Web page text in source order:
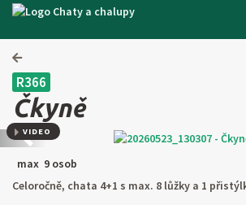
VYHLEDÁVAČ CHAT
INFORMACE
O NÁS
KONTAKTY
VSTUP PRO MAJITELE
R366
Čkyně
Předchozí
VIDEO
max 9 osob
Celoročně, chata 4+1 s max. 8 lůžky a 1